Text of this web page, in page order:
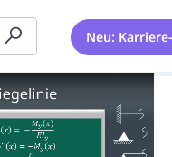
Neu: